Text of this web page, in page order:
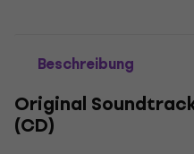
Beschreibung
Original
(CD)